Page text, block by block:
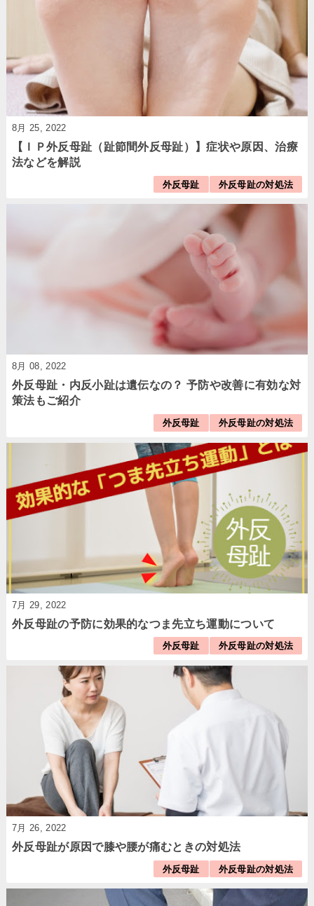
8月 25, 2022
【ＩＰ外反母趾（趾節間外反母趾）】症状や原因、治療
法などを解説
外反母趾 外反母趾の対処法
8月 08, 2022
外反母趾・内反小趾は遺伝なの？ 予防や改善に有効な対
策法もご紹介
外反母趾 外反母趾の対処法
7月 29, 2022
外反母趾の予防に効果的なつま先立ち運動について
外反母趾 外反母趾の対処法
7月 26, 2022
外反母趾が原因で膝や腰が痛むときの対処法
外反母趾 外反母趾の対処法